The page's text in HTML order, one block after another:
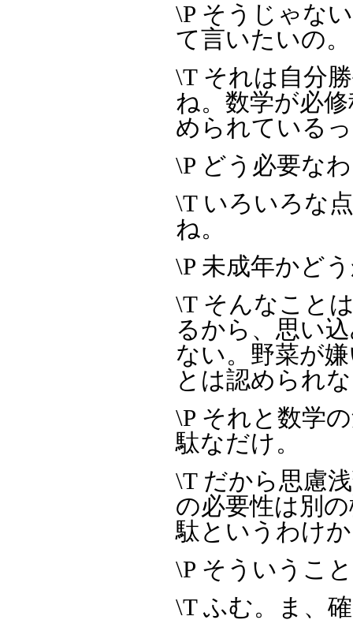
\P そうじゃな
て言いたいの。
\T それは自分
ね。数学が必
められている
\P どう必要な
\T いろいろな
ね。
\P 未成年かど
\T そんなこと
るから、思い
ない。野菜が
とは認められ
\P それと数学
駄なだけ。
\T だから思慮
の必要性は別
駄というわけ
\P そういうこ
\T ふむ。ま、